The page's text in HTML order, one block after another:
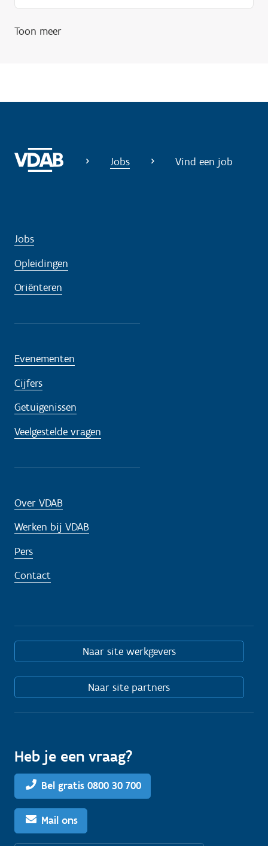
Toon meer
Jobs Vind een job
Jobs
Opleidingen
Oriënteren
Evenementen
Cijfers
Getuigenissen
Veelgestelde vragen
Over VDAB
Werken bij VDAB
Pers
Contact
Naar site werkgevers
Naar site partners
Heb je een vraag?
Bel gratis 0800 30 700
Mail ons